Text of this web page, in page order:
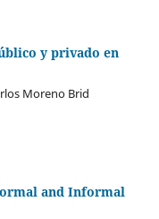
y privado en
Moreno Brid
and Informal